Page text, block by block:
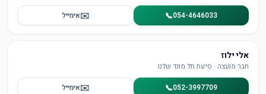
📞054-4646033
✉️אימייל
אלי ילוז
חבר מועצה · סיעת תל מונד שלנו
📞052-3997709
✉️אימייל